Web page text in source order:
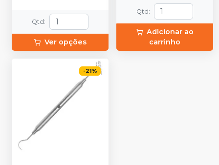
Qtd :
Ver opções
Qtd :
Adicionar ao
carrinho
-21%